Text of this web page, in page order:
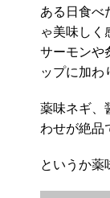
ある日食べ
ゃ美味しく
サーモンや
ップに加わ
薬味ネギ、
わせが絶品
というか薬